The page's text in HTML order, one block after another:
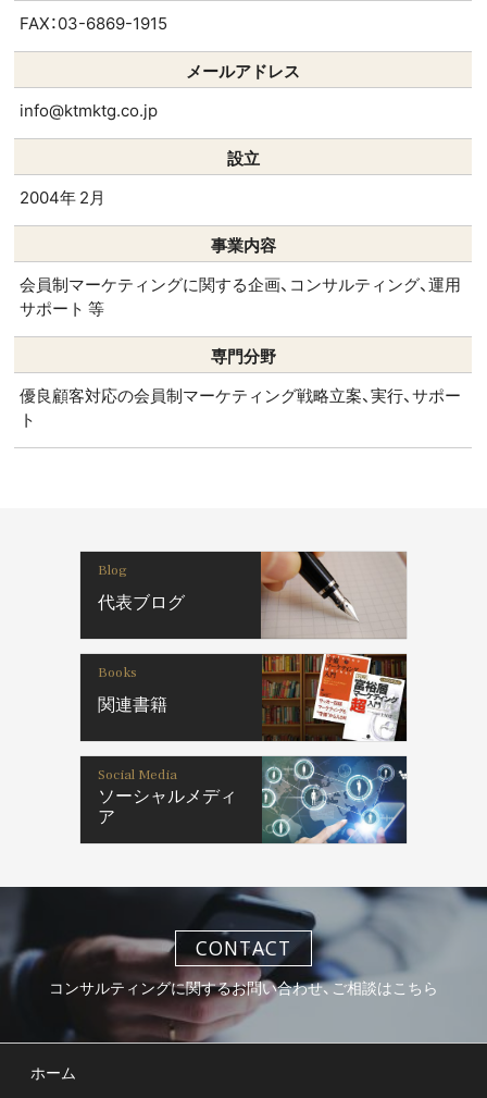
FAX：03-6869-1915
メールアドレス
info@ktmktg.co.jp
設立
2004年 2月
事業内容
会員制マーケティングに関する企画、コンサルティング、運用
サポート 等
専門分野
優良顧客対応の会員制マーケティング戦略立案、実行、サポー
ト
Blog
代表ブログ
Books
関連書籍
Social Media
ソーシャルメディ
ア
CONTACT
コンサルティングに関するお問い合わせ、ご相談はこちら
ホーム